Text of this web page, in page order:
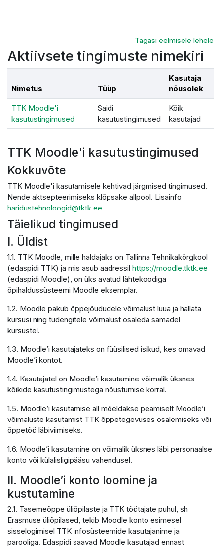
Tagasi eelmisele lehele
Aktiivsete tingimuste nimekiri
Nimetus Tüüp
Kasutaja
nõusolek
TTK Moodle'i
kasutustingimused
Saidi
kasutustingimused
Kõik
kasutajad
TTK Moodle'i kasutustingimused
Kokkuvõte
TTK Moodle'i kasutamisele kehtivad järgmised tingimused.
Nende aktsepteerimiseks klõpsake allpool. Lisainfo
haridustehnoloogid@tktk.ee.
Täielikud tingimused
I. Üldist
1.1. TTK Moodle, mille haldajaks on Tallinna Tehnikakõrgkool
(edaspidi TTK) ja mis asub aadressil https://moodle.tktk.ee
(edaspidi Moodle), on üks avatud lähtekoodiga
õpihaldussüsteemi Moodle eksemplar.
1.2. Moodle pakub õppejõududele võimalust luua ja hallata
kursusi ning tudengitele võimalust osaleda samadel
kursustel.
1.3. Moodle’i kasutajateks on füüsilised isikud, kes omavad
Moodle’i kontot.
1.4. Kasutajatel on Moodle’i kasutamine võimalik üksnes
kõikide kasutustingimustega nõustumise korral.
1.5. Moodle’i kasutamise all mõeldakse peamiselt Moodle’i
võimaluste kasutamist TTK õppetegevuses osalemiseks või
õppetöö läbiviimiseks.
1.6. Moodle’i kasutamine on võimalik üksnes läbi personaalse
konto või külalisligipääsu vahendusel.
II. Moodle’i konto loomine ja
kustutamine
2.1. Tasemeõppe üliõpilaste ja TTK töötajate puhul, sh
Erasmuse üliõpilased, tekib Moodle konto esimesel
sisselogimisel TTK infosüsteemide kasutajanime ja
parooliga. Edaspidi saavad Moodle kasutajad ennast